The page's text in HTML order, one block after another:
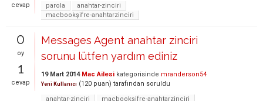
cevap
parola
anahtar-zinciri
macbookşifre-anahtarzinciri
0
oy
1
cevap
Messages Agent anahtar zinciri
sorunu lütfen yardım ediniz
19 Mart 2014 Mac Ailesi kategorisinde mranderson54
Yeni Kullanıcı (120 puan) tarafından soruldu
anahtar-zinciri
macbookşifre-anahtarzinciri